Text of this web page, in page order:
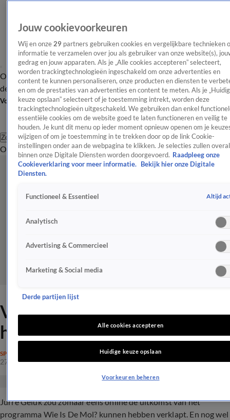
OverzichtAfleveringen Entertainment TV Algemeen
Tip
de redactieNieuwsbrief
Volg Shownieuws
Zoeken
OverzichtEntertainmentSpraakmakendRealityCrimeVideo's
Verraadt Jurre hier zelf dat
hij de Mol is?
SPELPROGRAMMA'S
27 feb 2023, 18:52
Jurre Geluk zou zomaar eens online de uitkomst van het
programma Wie Is De Mol? kunnen hebben verklapt. En nog wel
Jouw cookievoorkeuren
Wij en onze 29 partners gebruiken cookies en vergelijkbare technieken
informatie te verzamelen over jou als gebruiker van onze website(s),
gedrag en jouw apparaten. Als je „Alle cookies accepteren” selecteert,
worden trackingtechnologieën ingeschakeld om onze advertenties en
content te kunnen personaliseren, onze producten en diensten te
en om de prestaties van advertenties en content te meten. Als je
keuze opslaan” selecteert of je toestemming intrekt, worden deze
trackingtechnologieën uitgeschakeld. We gebruiken dan enkel
essentiële cookies om de website goed te laten functioneren en veilig te
houden. Je kunt dit menu op ieder moment opnieuw openen om je
wijzigen of om je toestemming in te trekken door op de link Cookie-
instellingen onder aan de webpagina te klikken. Je selecties zullen overal
binnen onze Digitale Diensten worden doorgevoerd. Raadpleeg onze
Cookieverklaring voor meer informatie.
Bekijk hier onze Digitale
Diensten.
Functioneel & Essentieel Altijd
Analytisch
Advertising & Commercieel
Marketing & Social media
Derde partijen lijst
Alle cookies accepteren
Huidige keuze opslaan
Voorkeuren beheren